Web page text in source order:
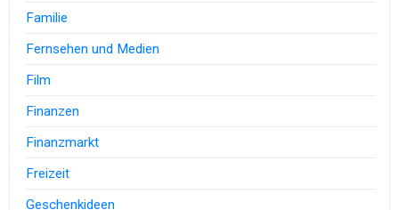
Familie
Fernsehen und Medien
Film
Finanzen
Finanzmarkt
Freizeit
Geschenkideen